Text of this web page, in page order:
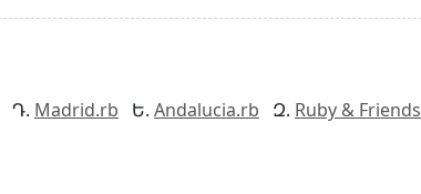
Madrid.rb Andalucia.rb Ruby & Friends